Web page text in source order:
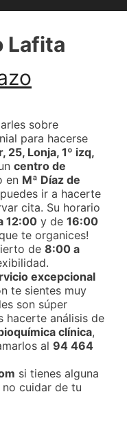
Lafita
sobre
para hacerse
25, Lonja, 1º izq,
centro de
en Mª Díaz de
ir a hacerte
cita. Su horario
12:00 y de 16:00
te organices!
de 8:00 a
excepcional
te sientes muy
son súper
hacerte análisis de
clínica,
al 94 464
si tienes alguna
no cuidar de tu